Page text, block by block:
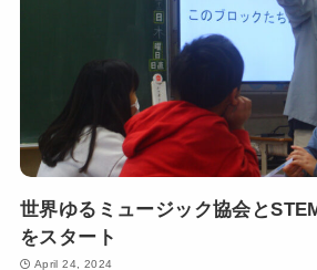
世界ゆるミュージック協会と
をスタート
April 24, 2024